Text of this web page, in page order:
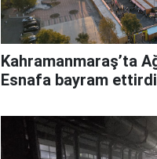
Kahramanmaraş’ta
Esnafa bayram